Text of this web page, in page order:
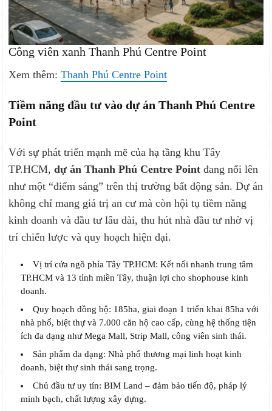
Công viên xanh Thanh Phú Centre Point
Xem thêm:Thanh Phú Centre Point
Tiềm năng đầu tư vào dự án Thanh Phú Centre
Point
Với sự phát triển mạnh mẽ của hạ tầng khu Tây
TP.HCM,dự án Thanh Phú Centre Point đang nổi lên
như một “điểm sáng” trên thị trường bất động sản. Dự án
không chỉ mang giá trị an cư mà còn hội tụ tiềm năng
kinh doanh và đầu tư lâu dài, thu hút nhà đầu tư nhờ vị
trí chiến lược và quy hoạch hiện đại.
Vị trí cửa ngõ phía Tây TP.HCM: Kết nối nhanh trung tâm
TP.HCM và 13 tỉnh miền Tây, thuận lợi cho shophouse kinh
doanh.
Quy hoạch đồng bộ: 185ha, giai đoạn 1 triển khai 85ha với
nhà phố, biệt thự và 7.000 căn hộ cao cấp, cùng hệ thống tiện
ích đa dạng như Mega Mall, Strip Mall, công viên sinh thái.
Sản phẩm đa dạng: Nhà phố thương mại linh hoạt kinh
doanh, biệt thự sinh thái sang trọng.
Chủ đầu tư uy tín: BIM Land – đảm bảo tiến độ, pháp lý
minh bạch, chất lượng xây dựng.